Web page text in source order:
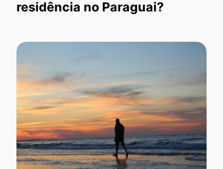
residência no Paraguai?